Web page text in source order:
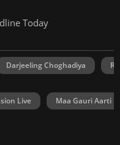
Today
Darjeeling Choghadiya
Live Maa Gauri Aarti